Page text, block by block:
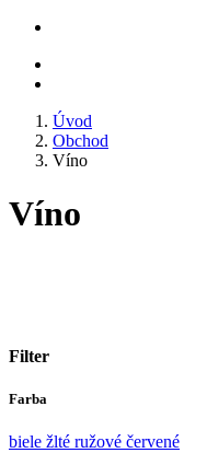
Úvod
Obchod
Víno
Víno
Filter
Farba
biele žlté ružové červené